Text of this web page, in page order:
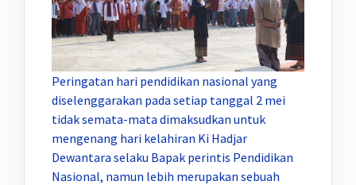
Peringatan hari pendidikan nasional yang
diselenggarakan pada setiap tanggal 2 mei
tidak semata-mata dimaksudkan untuk
mengenang hari kelahiran Ki Hadjar
Dewantara selaku Bapak perintis Pendidikan
Nasional, namun lebih merupakan sebuah